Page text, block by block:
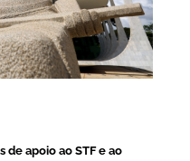
de apoio ao STF e ao